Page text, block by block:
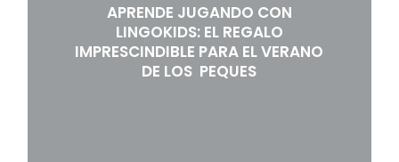
APRENDE JUGANDO CON
LINGOKIDS: EL REGALO
IMPRESCINDIBLE PARA EL VERANO
DE LOS PEQUES